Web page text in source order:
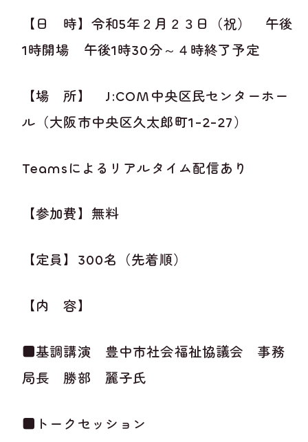
【日 時】令和5年２月２３日（祝） 午後
1時開場 午後1時30分～４時終了予定
【場 所】 J:COM中央区民センターホー
ル（大阪市中央区久太郎町1-2-27）
Teamsによるリアルタイム配信あり
【参加費】無料
【定員】300名（先着順）
【内 容】
■基調講演 豊中市社会福祉協議会 事務
局長 勝部 麗子氏
■トークセッション